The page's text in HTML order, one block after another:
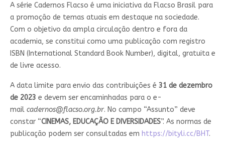
A série Cadernos Flacso é uma iniciativa da Flacso Brasil para
a promoção de temas atuais em destaque na sociedade.
Com o objetivo da ampla circulação dentro e fora da
academia, se constitui como uma publicação com registro
ISBN (International Standard Book Number), digital, gratuita e
de livre acesso.
A data limite para envio das contribuições é 31 de dezembro
de 2023 e devem ser encaminhadas para o e-
mail cadernos@flacso.org.br. No campo “Assunto” deve
constar “CINEMAS, EDUCAÇÃO E DIVERSIDADES”. As normas de
publicação podem ser consultadas em https://bityli.cc/BHT.